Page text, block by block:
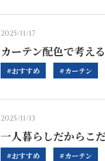
2025/11/17
カーテン配色で考え
#おすすめ #カーテン
2025/11/13
一人暮らしだからこ
#おすすめ #カーテン